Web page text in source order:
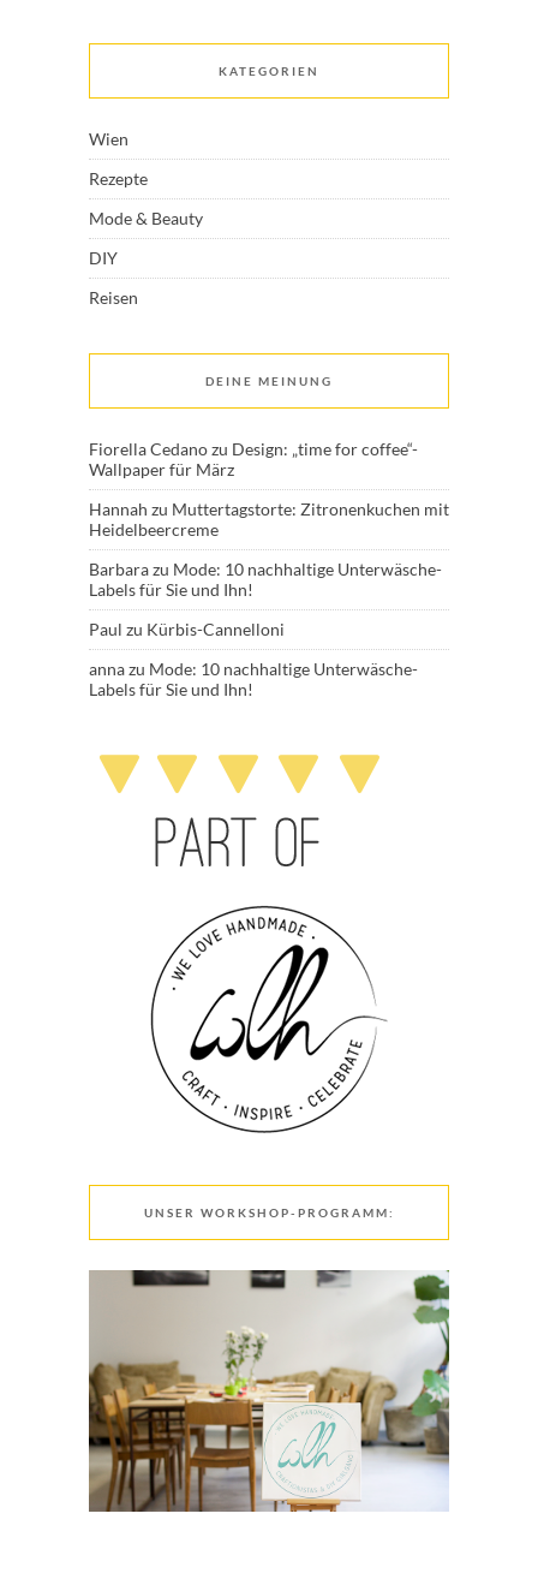
KATEGORIEN
Wien
Rezepte
Mode & Beauty
DIY
Reisen
DEINE MEINUNG
Fiorella Cedanozu Design: „time for coffee“-
Wallpaper für März
Hannah zu Muttertagstorte: Zitronenkuchen mit
Heidelbeercreme
Barbarazu Mode: 10 nachhaltige Unterwäsche-
Labels für Sie und Ihn!
Paul zu Kürbis-Cannelloni
annazu Mode: 10 nachhaltige Unterwäsche-
Labels für Sie und Ihn!
UNSER WORKSHOP-PROGRAMM: